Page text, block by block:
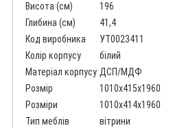
Висота (см)
196
Глибина (см)
41,4
Код виробника
УТ0023411
Колір корпусу
білий
Матеріал корпусу ДСП/МДФ
Розмір
1010x415x1960
Розміри
1010x414x1960
Тип меблів
вітрини